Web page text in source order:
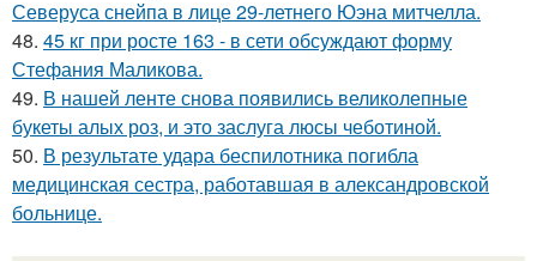
Северуса снейпа в лице 29-летнего Юэна митчелла.
48. 45 кг при росте 163 - в сети обсуждают форму
Стефания Маликова.
49. В нашей ленте снова появились великолепные
букеты алых роз, и это заслуга люсы чеботиной.
50. В результате удара беспилотника погибла
медицинская сестра, работавшая в александровской
больнице.